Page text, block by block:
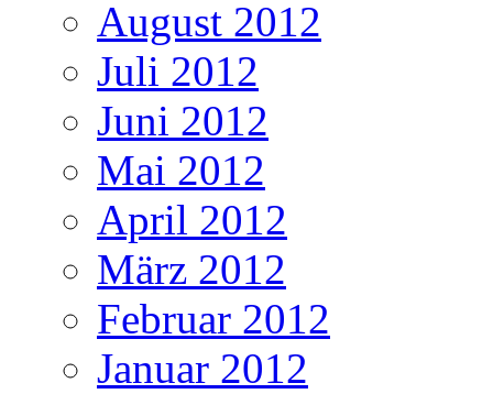
August 2012
Juli 2012
Juni 2012
Mai 2012
April 2012
März 2012
Februar 2012
Januar 2012